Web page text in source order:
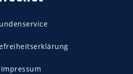
Impressum